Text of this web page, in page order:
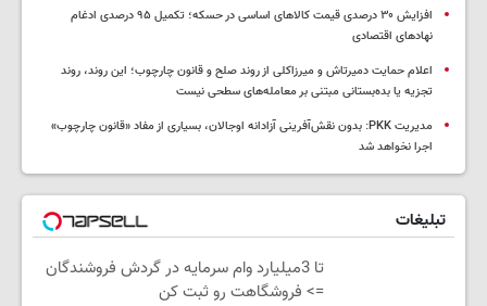
افزایش ۳۰ درصدی قیمت کالاهای اساسی در حسکه؛ تکمیل ۹۵ درصدی ادغام
نهادهای اقتصادی
اعلام حمایت دمیرتاش و میرزاکلی از روند صلح و قانون چارچوب؛ این روند، روند
تجزیه یا بده‌بستانی مبتنی بر معامله‌های سطحی نیست
مدیریت PKK: بدون نقش‌آفرینی آزادانه اوجالان، بسیاری از مفاد «قانون چارچوب»
اجرا نخواهد شد
تبلیغات
تا 3میلیارد وام سرمایه در گردش فروشندگان
=> فروشگاهت رو ثبت کن